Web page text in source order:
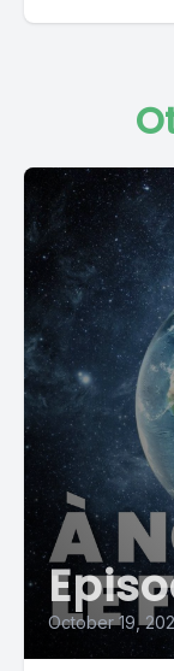
October 19,